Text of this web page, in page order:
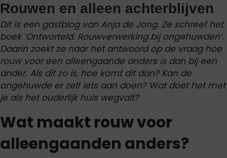
Rouwen en alleen achterblijven
Dit is een gastblog van Anja de Jong. Ze schreef het
boek ‘Ontworteld. Rouwverwerking bij ongehuwden’.
Daarin zoekt ze naar het antwoord op de vraag hoe
rouw voor een alleengaande anders is dan bij een
ander. Als dit zo is, hoe komt dit dan? Kan de
ongehuwde er zelf iets aan doen? Wat doet het met
je als het ouderlijk huis wegvalt?
Wat maakt rouw voor
alleengaanden anders?